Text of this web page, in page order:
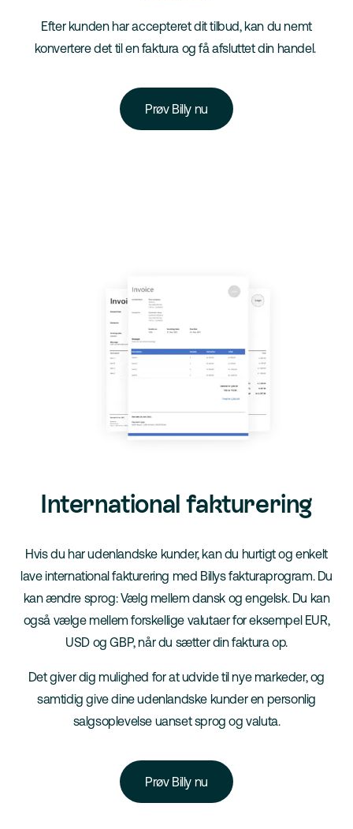
Efter kunden har accepteret dit tilbud, kan du nemt
konvertere det til en faktura og få afsluttet din handel.
Prøv Billy nu
International fakturering
Hvis du har udenlandske kunder, kan du hurtigt og enkelt
lave international fakturering med Billys fakturaprogram. Du
kan ændre sprog: Vælg mellem dansk og engelsk. Du kan
også vælge mellem forskellige valutaer for eksempel EUR,
USD og GBP, når du sætter din faktura op.
Det giver dig mulighed for at udvide til nye markeder, og
samtidig give dine udenlandske kunder en personlig
salgsoplevelse uanset sprog og valuta.
Prøv Billy nu